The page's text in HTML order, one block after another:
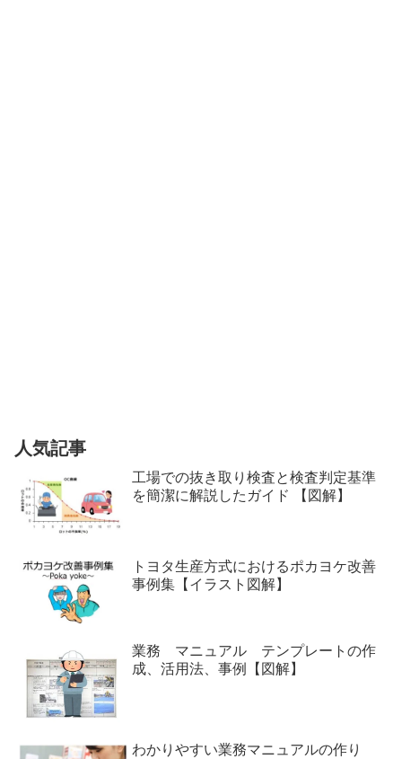
人気記事
工場での抜き取り検査と検査判定基準
を簡潔に解説したガイド 【図解】
トヨタ生産方式におけるポカヨケ改善
事例集【イラスト図解】
業務 マニュアル テンプレートの作
成、活用法、事例【図解】
わかりやすい業務マニュアルの作り